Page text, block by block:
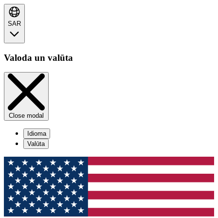
SAR
Valoda un valūta
Close modal
Idioma
Valūta